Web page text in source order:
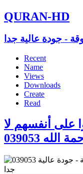
QURAN-HD
- جودة عالية جدا
Recent
Name
Views
Downloads
Create
Read
على أنفسهم لا
039053